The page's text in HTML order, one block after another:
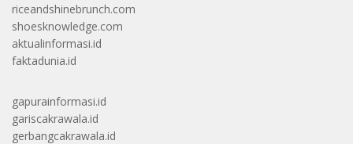
riceandshinebrunch.com
shoesknowledge.com
aktualinformasi.id
faktadunia.id
gapurainformasi.id
gariscakrawala.id
gerbangcakrawala.id